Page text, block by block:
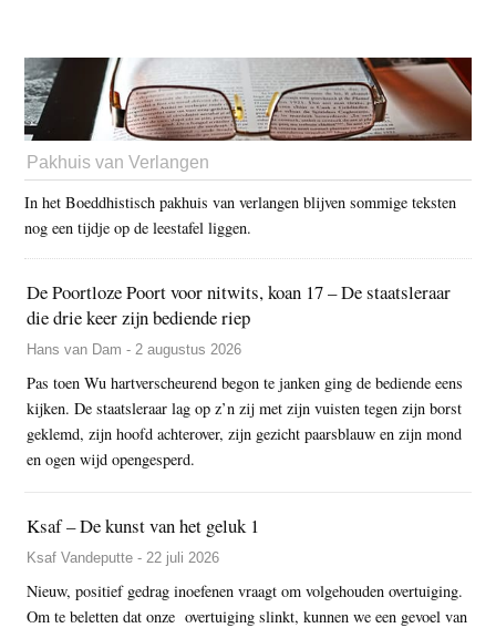
Pakhuis van Verlangen
In het Boeddhistisch pakhuis van verlangen blijven sommige teksten
nog een tijdje op de leestafel liggen.
De Poortloze Poort voor nitwits, koan 17 – De staatsleraar
die drie keer zijn bediende riep
Hans van Dam - 2 augustus 2026
Pas toen Wu hartverscheurend begon te janken ging de bediende eens
kijken. De staatsleraar lag op z’n zij met zijn vuisten tegen zijn borst
geklemd, zijn hoofd achterover, zijn gezicht paarsblauw en zijn mond
en ogen wijd opengesperd.
Ksaf – De kunst van het geluk 1
Ksaf Vandeputte - 22 juli 2026
Nieuw, positief gedrag inoefenen vraagt om volgehouden overtuiging.
Om te beletten dat onze overtuiging slinkt, kunnen we een gevoel van